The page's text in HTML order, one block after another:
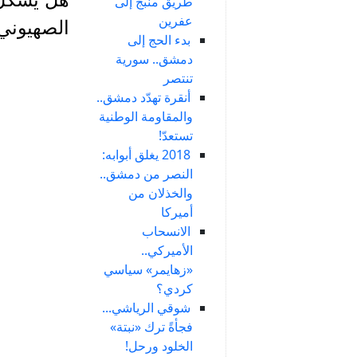
عفرين
بدء الحج إلى
دمشق.. سورية
تنتصر
أنقرة تهدّد دمشق..
والمقاومة الوطنية
تستعدّ!
2018 يغلق أبوابه:
النصر من دمشق..
والخذلان من
أميركا
الانسحاب
الأميركي..
«زهايمر» سياسي
كردي؟
شوقي الرياشي...
فجأةً ترك «نبتة»
الخلود ورحل!